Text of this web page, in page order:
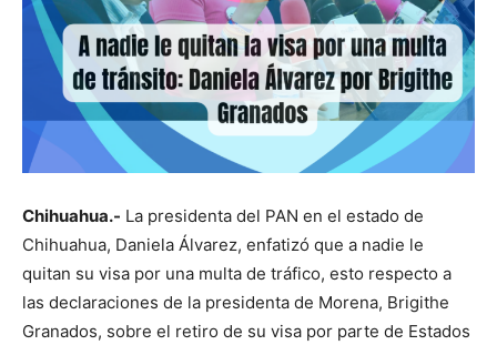
Chihuahua.- La presidenta del PAN en el estado de
Chihuahua, Daniela Álvarez, enfatizó que a nadie le
quitan su visa por una multa de tráfico, esto respecto a
las declaraciones de la presidenta de Morena, Brigithe
Granados, sobre el retiro de su visa por parte de Estados